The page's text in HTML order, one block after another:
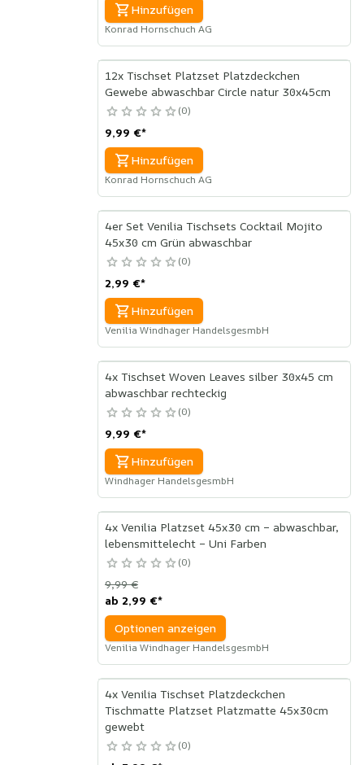
Hinzufügen
Konrad Hornschuch AG
12x Tischset Platzset Platzdeckchen
Gewebe abwaschbar Circle natur 30x45cm
0
9,99 €*
Hinzufügen
Konrad Hornschuch AG
4er Set Venilia Tischsets Cocktail Mojito
45x30 cm Grün abwaschbar
0
2,99 €*
Hinzufügen
Venilia Windhager HandelsgesmbH
4x Tischset Woven Leaves silber 30x45 cm
abwaschbar rechteckig
0
9,99 €*
Hinzufügen
Windhager HandelsgesmbH
4x Venilia Platzset 45x30 cm – abwaschbar,
lebensmittelecht – Uni Farben
0
ab 2,99 €*
9,99 €
Optionen anzeigen
Venilia Windhager HandelsgesmbH
4x Venilia Tischset Platzdeckchen
Tischmatte Platzset Platzmatte 45x30cm
gewebt
0